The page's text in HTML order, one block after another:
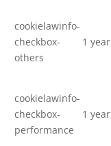
cookielawinfo-
checkbox-
others
1 year
cookielawinfo-
checkbox-
performance
1 year